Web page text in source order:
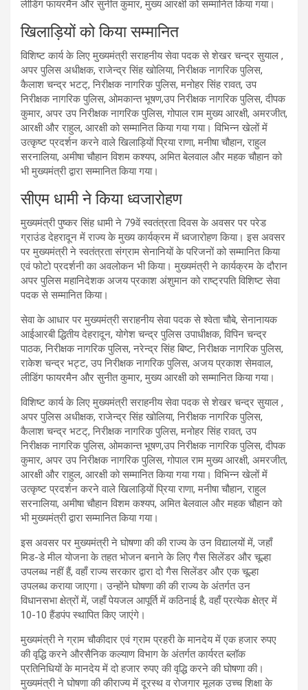
लीडिंग फायरमैन और सुनीत कुमार, मुख्य आरक्षी को सम्मानित किया गया।
खिलाड़ियों को किया सम्मानित
विशिष्ट कार्य के लिए मुख्यमंत्री सराहनीय सेवा पदक से शेखर चन्द्र सुयाल ,
अपर पुलिस अधीक्षक, राजेन्द्र सिंह खोलिया, निरीक्षक नागरिक पुलिस,
कैलाश चन्द्र भटट्, निरीक्षक नागरिक पुलिस, मनोहर सिंह रावत, उप
निरीक्षक नागरिक पुलिस, ओमकान्त भूषण,उप निरीक्षक नागरिक पुलिस, दीपक
कुमार, अपर उप निरीक्षक नागरिक पुलिस, गोपाल राम मुख्य आरक्षी, अमरजीत,
आरक्षी और राहुल, आरक्षी को सम्मानित किया गया गया। विभिन्न खेलों में
उत्कृष्ट प्रदर्शन करने वाले खिलाड़ियों प्रिया राणा, मनीषा चौहान, राहुल
सरनालिया, अमीषा चौहान विशम कश्यप, अमित बेलवाल और महक चौहान को
भी मुख्यमंत्री द्वारा सम्मानित किया गया।
सीएम धामी ने किया ध्वजारोहण
मुख्यमंत्री पुष्कर सिंह धामी ने 79वें स्वतंत्रता दिवस के अवसर पर परेड
ग्राउंड देहरादून में राज्य के मुख्य कार्यक्रम में ध्वजारोहण किया। इस अवसर
पर मुख्यमंत्री ने स्वतंत्रता संग्राम सेनानियों के परिजनों को सम्मानित किया
एवं फोटो प्रदर्शनी का अवलोकन भी किया। मुख्यमंत्री ने कार्यक्रम के दौरान
अपर पुलिस महानिदेशक अजय प्रकाश अंशुमान को राष्ट्रपति विशिष्ट सेवा
पदक से सम्मानित किया।
सेवा के आधार पर मुख्यमंत्री सराहनीय सेवा पदक से श्वेता चौबे, सेनानायक
आईआरबी द्धितीय देहरादून, योगेश चन्द्र पुलिस उपाधीक्षक, विपिन चन्द्र
पाठक, निरीक्षक नागरिक पुलिस, नरेन्द्र सिंह बिष्ट, निरीक्षक नागरिक पुलिस,
राकेश चन्द्र भट्ट, उप निरीक्षक नागरिक पुलिस, अजय प्रकाश सेमवाल,
लीडिंग फायरमैन और सुनीत कुमार, मुख्य आरक्षी को सम्मानित किया गया।
विशिष्ट कार्य के लिए मुख्यमंत्री सराहनीय सेवा पदक से शेखर चन्द्र सुयाल ,
अपर पुलिस अधीक्षक, राजेन्द्र सिंह खोलिया, निरीक्षक नागरिक पुलिस,
कैलाश चन्द्र भटट्, निरीक्षक नागरिक पुलिस, मनोहर सिंह रावत, उप
निरीक्षक नागरिक पुलिस, ओमकान्त भूषण,उप निरीक्षक नागरिक पुलिस, दीपक
कुमार, अपर उप निरीक्षक नागरिक पुलिस, गोपाल राम मुख्य आरक्षी, अमरजीत,
आरक्षी और राहुल, आरक्षी को सम्मानित किया गया गया। विभिन्न खेलों में
उत्कृष्ट प्रदर्शन करने वाले खिलाड़ियों प्रिया राणा, मनीषा चौहान, राहुल
सरनालिया, अमीषा चौहान विशम कश्यप, अमित बेलवाल और महक चौहान को
भी मुख्यमंत्री द्वारा सम्मानित किया गया।
इस अवसर पर मुख्यमंत्री ने घोषणा की की राज्य के उन विद्यालयों में, जहाँ
मिड-डे मील योजना के तहत भोजन बनाने के लिए गैस सिलेंडर और चूल्हा
उपलब्ध नहीं हैं, वहाँ राज्य सरकार द्वारा दो गैस सिलेंडर और एक चूल्हा
उपलब्ध कराया जाएगा। उन्होंने घोषणा की की राज्य के अंतर्गत उन
विधानसभा क्षेत्रों में, जहाँ पेयजल आपूर्ति में कठिनाई है, वहाँ प्रत्येक क्षेत्र में
10-10 हैंडपंप स्थापित किए जाएंगे।
मुख्यमंत्री ने ग्राम चौकीदार एवं ग्राम प्रहरी के मानदेय में एक हजार रुपए
की वृद्धि करने औरसैनिक कल्याण विभाग के अंतर्गत कार्यरत ब्लॉक
प्रतिनिधियों के मानदेय में दो हजार रुपए की वृद्धि करने की घोषणा की।
मुख्यमंत्री ने घोषणा की कीराज्य में दूरस्थ व रोजगार मूलक उच्च शिक्षा के